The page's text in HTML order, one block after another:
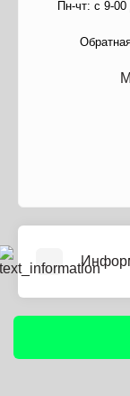
Пн-чт: с 9-
Информация о
Политика